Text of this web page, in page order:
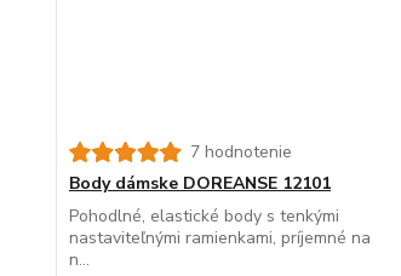
7 hodnotenie
Body dámske DOREANSE 12101
Pohodlné, elastické body s tenkými
nastaviteľnými ramienkami, príjemné na
n...